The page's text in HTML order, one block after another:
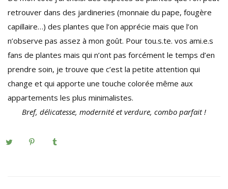
retrouver dans des jardineries (monnaie du pape, fougère
capillaire…) des plantes que l’on apprécie mais que l’on
n’observe pas assez à mon goût. Pour tou.s.te. vos ami.e.s
fans de plantes mais qui n’ont pas forcément le temps d’en
prendre soin, je trouve que c’est la petite attention qui
change et qui apporte une touche colorée même aux
appartements les plus minimalistes.
Bref, délicatesse, modernité et verdure, combo parfait !